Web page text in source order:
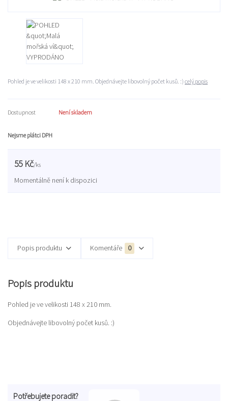
Pohled je ve velikosti 148 x 210 mm. Objednávejte libovolný počet kusů. :) celý popis
Dostupnost Není skladem
Nejsme plátci DPH
55 Kč/ks
Momentálně není k dispozici
Popis produktu Komentáře 0
Popis produktu
Pohled je ve velikosti 148 x 210 mm.
Objednávejte libovolný počet kusů. :)
Potřebujete poradit?